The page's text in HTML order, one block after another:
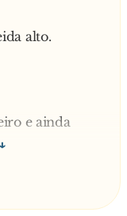
alto.
e ainda
p**... da